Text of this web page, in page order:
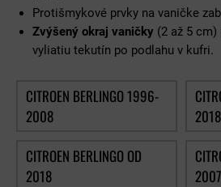
Protišmykové prvky na vaničke
Zvýšený okraj vaničky (2 až 5 cm)
vyliatiu tekutín po podlahu v kufri.
CITROEN BERLINGO 1996-
2008
2018
CITROEN BERLINGO OD
2018
2007